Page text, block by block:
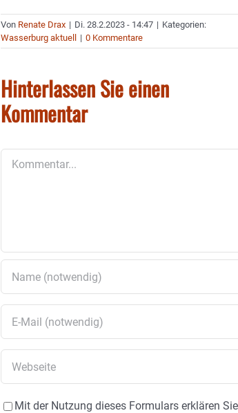
Von Renate Drax | Di. 28.2.2023 - 14:47 | Kategorien:
Wasserburg aktuell
| 0 Kommentare
Hinterlassen Sie einen
Kommentar
Mit der Nutzung dieses Formulars erklären Sie